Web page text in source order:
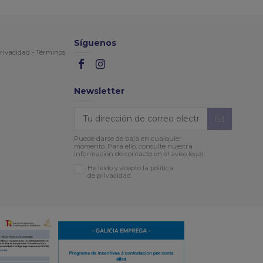
- Términos
Síguenos
Newsletter
Puede darse de baja en cualquier
momento. Para ello, consulte nuestra
información de contacto en el aviso legal.
He leído y acepto la política
de privacidad